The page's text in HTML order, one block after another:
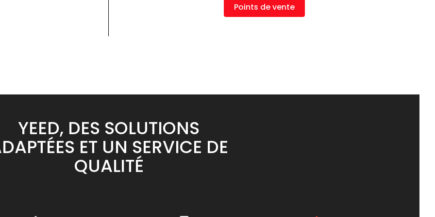
Points de vente
YEED, DES SOLUTIONS
ET UN SERVICE DE
QUALITÉ